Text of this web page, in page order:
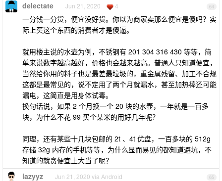
64
delectate Jun 21, 2020 4
一分钱一分货，便宜没好货。你以为商家卖那么便宜是傻吗？实
际上买这个东西的消费者才是傻逼。
就用楼主说的水壶为例，不锈钢有 201 304 316 430 等等，简
单来说数字越高越好，价格也会越来越高。普通人只知道便宜，
当然给你用的料子也是最差最垃圾的，重金属残留、加工不合规
这都是最常见的，说不定用了两个月就漏水，甚至加热棒还可能
漏电，这简直是用身体试毒。
换句话说，如果 2 个月换一个 20 块的水壶，一年就是一百多
块，为什么不花 99 买个某米的用好几年呢？
同理，还有某些十几块包邮的 2t 、4t 优盘，一百多块的 512g
存储 32g 内存的手机等等，为什么显而易见的都知道避坑，不
知道的就贪便宜上大当了呢？
65
lazyyz Jun 21, 2020 via Android